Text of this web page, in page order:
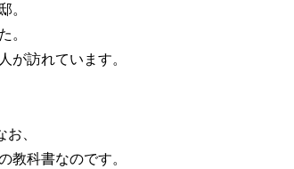
。
。
が訪れています。
、
教科書なのです。